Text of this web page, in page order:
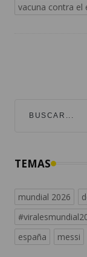
vacuna contra el
TEMAS
mundial 2026
españa
messi